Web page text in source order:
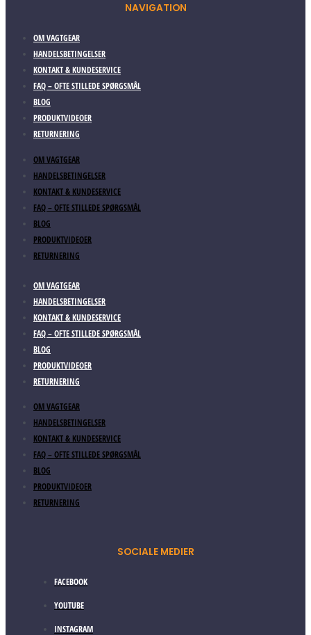
NAVIGATION
OM VAGTGEAR
HANDELSBETINGELSER
KONTAKT & KUNDESERVICE
FAQ – OFTE STILLEDE SPØRGSMÅL
BLOG
PRODUKTVIDEOER
RETURNERING
OM VAGTGEAR
HANDELSBETINGELSER
KONTAKT & KUNDESERVICE
FAQ – OFTE STILLEDE SPØRGSMÅL
BLOG
PRODUKTVIDEOER
RETURNERING
OM VAGTGEAR
HANDELSBETINGELSER
KONTAKT & KUNDESERVICE
FAQ – OFTE STILLEDE SPØRGSMÅL
BLOG
PRODUKTVIDEOER
RETURNERING
OM VAGTGEAR
HANDELSBETINGELSER
KONTAKT & KUNDESERVICE
FAQ – OFTE STILLEDE SPØRGSMÅL
BLOG
PRODUKTVIDEOER
RETURNERING
SOCIALE MEDIER
FACEBOOK
YOUTUBE
INSTAGRAM